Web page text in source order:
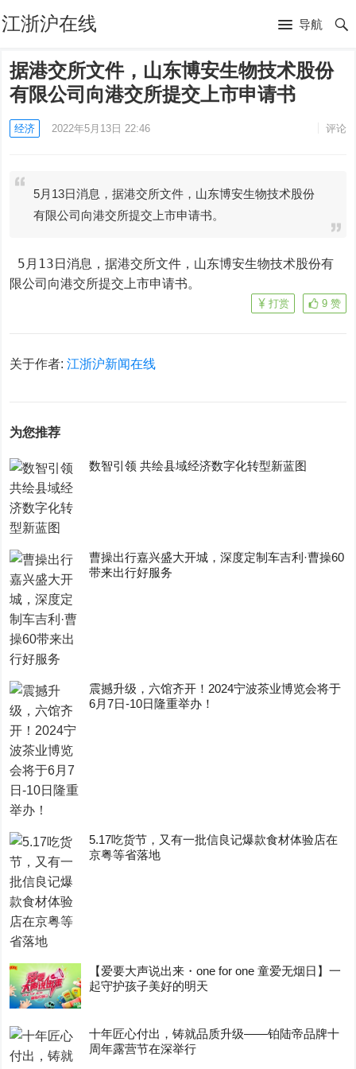
江浙沪在线 导航
据港交所文件，山东博安生物技术股份
有限公司向港交所提交上市申请书
经济 2022年5月13日 22:46 评论
5月13日消息，据港交所文件，山东博安生物技术股份
有限公司向港交所提交上市申请书。
限公司向港交所提交上市申请书。
9 赞
打赏
关于作者:江浙沪新闻在线
为您推荐
数智引领 共绘县域经济数字化转型新蓝图
曹操出行嘉兴盛大开城，深度定制车吉利·曹操60
带来出行好服务
震撼升级，六馆齐开！2024宁波茶业博览会将于
6月7日-10日隆重举办！
5.17吃货节，又有一批信良记爆款食材体验店在
京粤等省落地
【爱要大声说出来・one for one 童爱无烟日】一
起守护孩子美好的明天
十年匠心付出，铸就品质升级——铂陆帝品牌十
周年露营节在深举行